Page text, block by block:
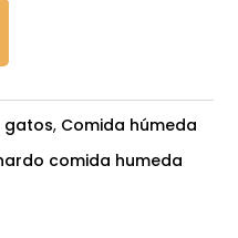
gatos, Comida húmeda
comida humeda